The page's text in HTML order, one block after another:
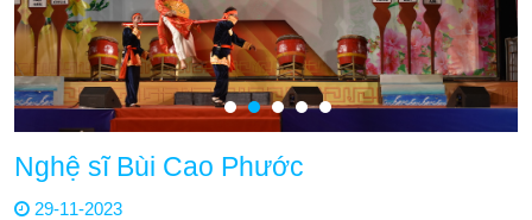
Nghệ sĩ Bùi Cao Phước
29-11-2023